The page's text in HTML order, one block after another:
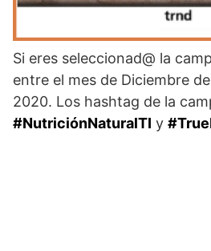
Si eres seleccionad@ la
entre el mes de Diciembre
2020. Los hashtag de la
#NutriciónNaturalTI y